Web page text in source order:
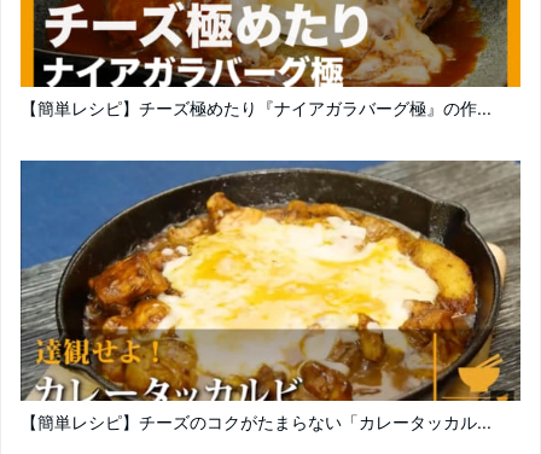
【簡単レシピ】チーズ極めたり『ナイアガラバーグ極』の作...
【簡単レシピ】チーズのコクがたまらない「カレータッカル...